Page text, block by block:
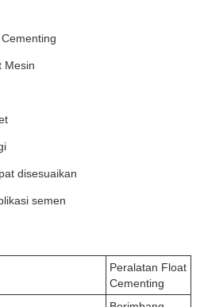
Mesin
disesuaikan
semen
Peralatan Float
Cementing